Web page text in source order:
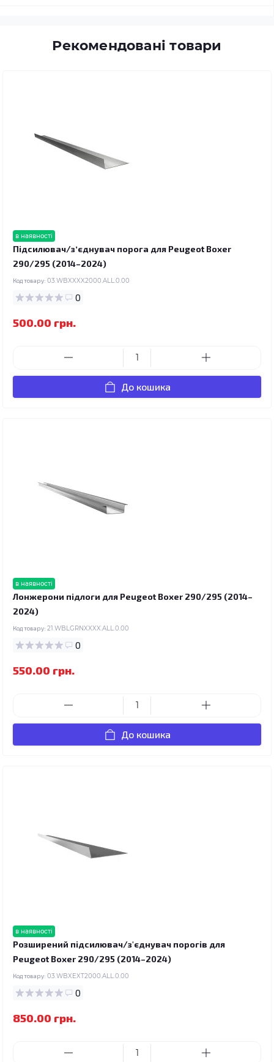
Рекомендовані товари
в наявності
Підсилювач/зʼєднувач порога для Peugeot Boxer
290/295 (2014–2024)
Код товару: 03.WBXXXX2000.ALL.0.00
0
500.00 грн.
До кошика
в наявності
Лонжерони підлоги для Peugeot Boxer 290/295 (2014–
2024)
Код товару: 21.WBLGRNXXXX.ALL.0.00
0
550.00 грн.
До кошика
в наявності
Розширений підсилювач/з'єднувач порогів для
Peugeot Boxer 290/295 (2014–2024)
Код товару: 03.WBXEXT2000.ALL.0.00
0
850.00 грн.